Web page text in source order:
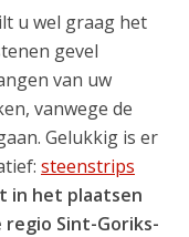
u wel graag het
gevel
van uw
vanwege de
Gelukkig is er
steenstrips
in het plaatsen
Sint-Goriks-